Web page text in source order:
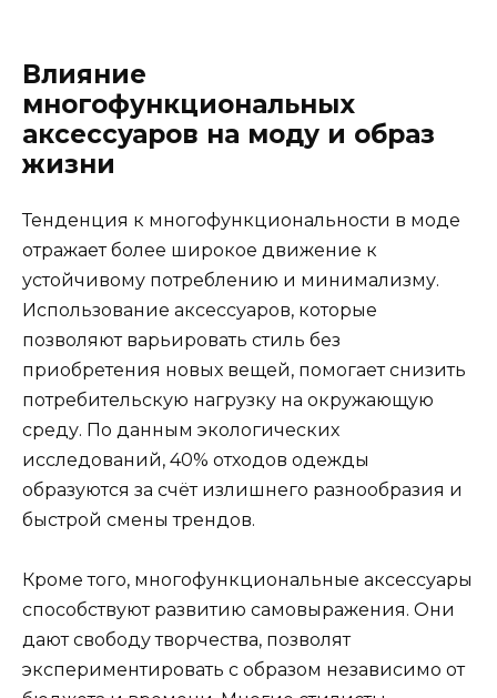
Влияние
многофункциональных
аксессуаров на моду и образ
жизни
Тенденция к многофункциональности в моде
отражает более широкое движение к
устойчивому потреблению и минимализму.
Использование аксессуаров, которые
позволяют варьировать стиль без
приобретения новых вещей, помогает снизить
потребительскую нагрузку на окружающую
среду. По данным экологических
исследований, 40% отходов одежды
образуются за счёт излишнего разнообразия и
быстрой смены трендов.
Кроме того, многофункциональные аксессуары
способствуют развитию самовыражения. Они
дают свободу творчества, позволят
экспериментировать с образом независимо от